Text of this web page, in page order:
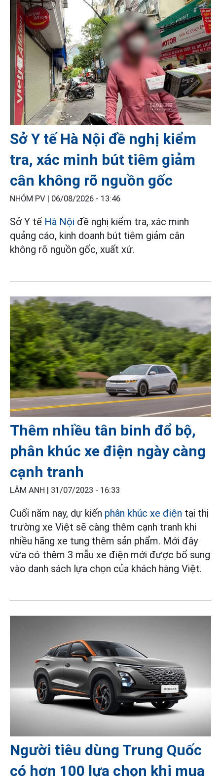
Sở Y tế Hà Nội đề nghị kiểm
tra, xác minh bút tiêm giảm
cân không rõ nguồn gốc
NHÓM PV | 06/08/2026 - 13:46
Sở Y tế Hà Nội đề nghị kiểm tra, xác minh
quảng cáo, kinh doanh bút tiêm giảm cân
không rõ nguồn gốc, xuất xứ.
Thêm nhiều tân binh đổ bộ,
phân khúc xe điện ngày càng
cạnh tranh
LÂM ANH | 31/07/2023 - 16:33
Cuối năm nay, dự kiến phân khúc xe điện tại thị
trường xe Việt sẽ càng thêm cạnh tranh khi
nhiều hãng xe tung thêm sản phẩm. Mới đây
vừa có thêm 3 mẫu xe điện mới được bổ sung
vào danh sách lựa chọn của khách hàng Việt.
Người tiêu dùng Trung Quốc
có hơn 100 lựa chọn khi mua